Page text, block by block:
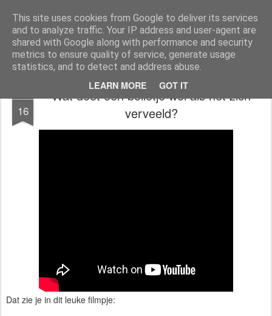
This site uses cookies from Google to deliver its services
and to analyze traffic. Your IP address and user-agent are
shared with Google along with performance and security
metrics to ensure quality of service, generate usage
statistics, and to detect and address abuse.
LEARN MORE GOT IT
Magistix textile, craft & inspiration
Pages
16
Wat doet een bolletje wol als het zich
verveeld?
Dat zie je in dit leuke filmpje: